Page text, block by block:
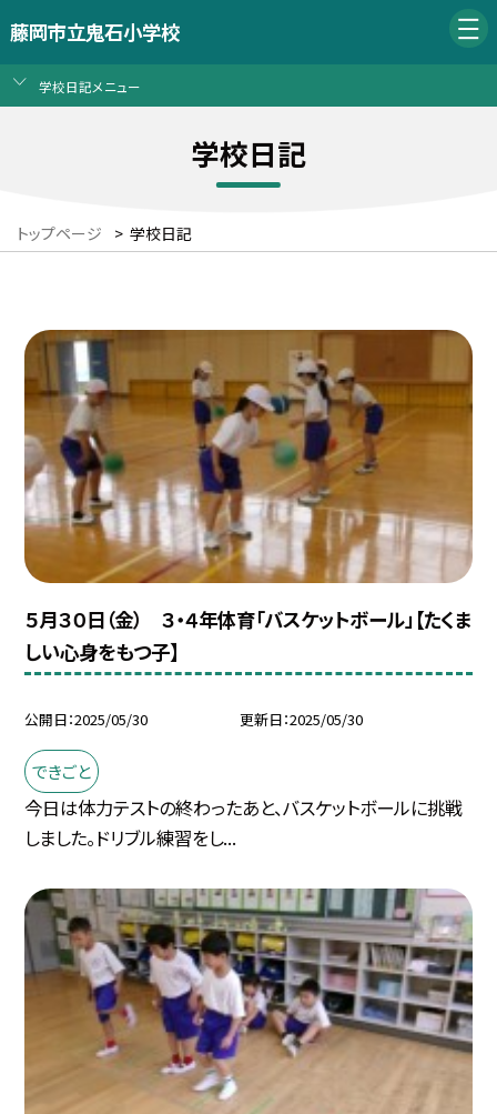
藤岡市立鬼石小学校
学校日記メニュー
学校日記
トップページ > 学校日記
５月３０日（金） ３・４年体育「バスケットボール」【たくま
しい心身をもつ子】
公開日 2025/05/30 更新日 2025/05/30
できごと
今日は体力テストの終わったあと、バスケットボールに挑戦
しました。ドリブル練習をし...